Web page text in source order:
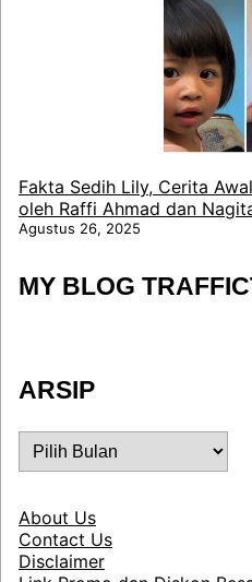
Fakta Sedih Lily, Cerita
oleh Raffi Ahmad dan
Agustus 26, 2025
MY BLOG
ARSIP
ARSIP
About Us
Contact Us
Disclaimer